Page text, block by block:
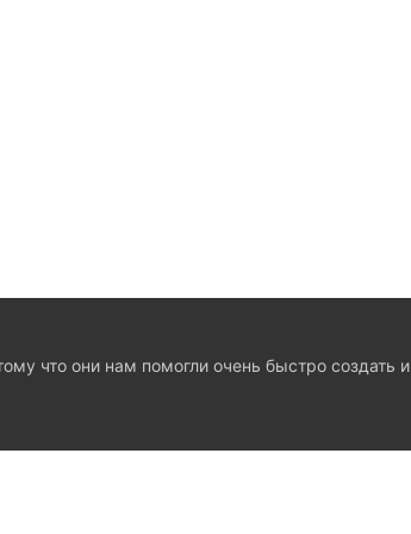
что они нам помогли очень быстро создать и